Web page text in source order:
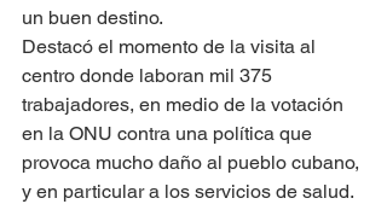
un buen destino.
Destacó el momento de la visita al
centro donde laboran mil 375
trabajadores, en medio de la votación
en la ONU contra una política que
provoca mucho daño al pueblo cubano,
y en particular a los servicios de salud.